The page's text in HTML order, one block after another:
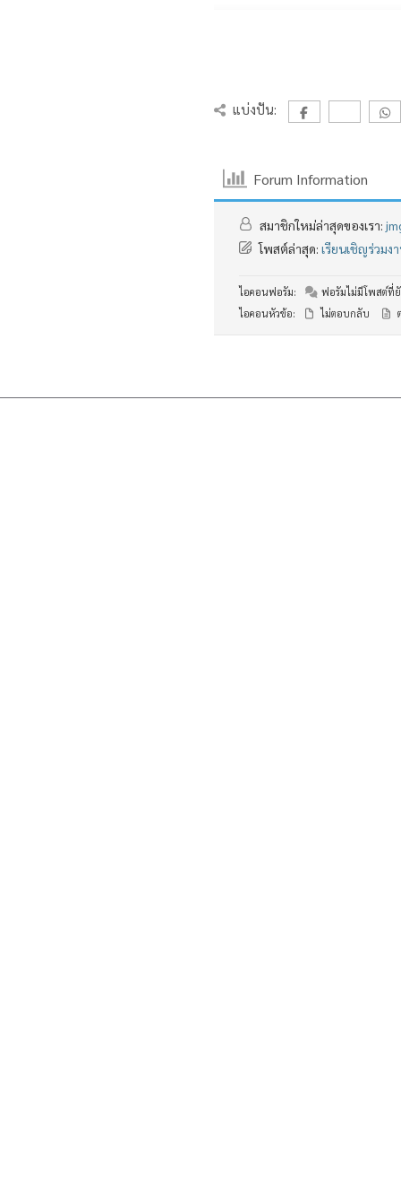
แบ่งปัน:
Forum Information
สมาชิกใหม่ล่าสุดของเรา:
โพสต์ล่าสุด: เรียนเชิญร่วม
ไอคอนฟอรัม:
ฟอรัมไม่มีโพสต์ที่ยั
ไอคอนหัวข้อ:
ไม่ตอบกลับ